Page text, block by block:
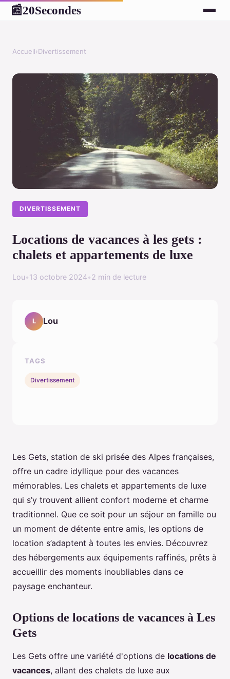
📰20Secondes
Accueil›Divertissement
DIVERTISSEMENT
Locations de vacances à les gets :
chalets et appartements de luxe
Lou•13 octobre 2024•2 min de lecture
Les Gets, station de ski prisée des Alpes françaises,
offre un cadre idyllique pour des vacances
mémorables. Les chalets et appartements de luxe
qui s’y trouvent allient confort moderne et charme
traditionnel. Que ce soit pour un séjour en famille ou
un moment de détente entre amis, les options de
location s’adaptent à toutes les envies. Découvrez
des hébergements aux équipements raffinés, prêts à
accueillir des moments inoubliables dans ce
paysage enchanteur.
Options de locations de vacances à Les
Gets
Les Gets offre une variété d'options de locations de
vacances, allant des chalets de luxe aux
L Lou
TAGS
Divertissement